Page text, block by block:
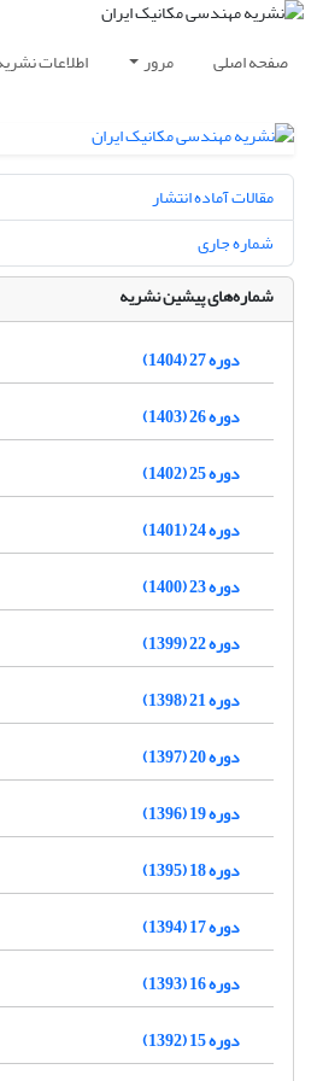
صفحه اصلی مرور اطلاعات
مقالات آماده انتشار
شماره جاری
شماره‌های پیشین نشریه
دوره 27 (1404)
دوره 26 (1403)
دوره 25 (1402)
دوره 24 (1401)
دوره 23 (1400)
دوره 22 (1399)
دوره 21 (1398)
دوره 20 (1397)
دوره 19 (1396)
دوره 18 (1395)
دوره 17 (1394)
دوره 16 (1393)
دوره 15 (1392)